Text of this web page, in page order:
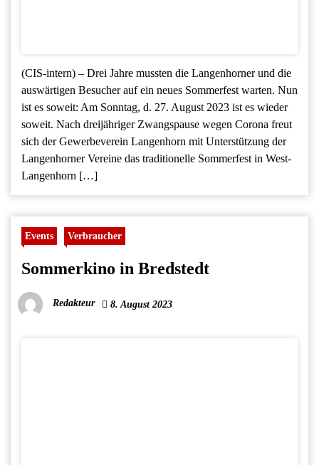
(CIS-intern) – Drei Jahre mussten die Langenhorner und die
auswärtigen Besucher auf ein neues Sommerfest warten. Nun
ist es soweit: Am Sonntag, d. 27. August 2023 ist es wieder
soweit. Nach dreijähriger Zwangspause wegen Corona freut
sich der Gewerbeverein Langenhorn mit Unterstützung der
Langenhorner Vereine das traditionelle Sommerfest in West-
Langenhorn […]
Events Verbraucher
Sommerkino in Bredstedt
Redakteur 8. August 2023